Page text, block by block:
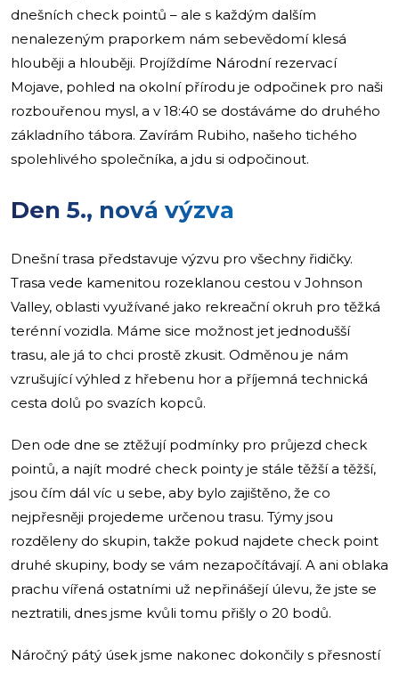
dnešních check pointů – ale s každým dalším
nenalezeným praporkem nám sebevědomí klesá
hlouběji a hlouběji. Projíždíme Národní rezervací
Mojave, pohled na okolní přírodu je odpočinek pro naši
rozbouřenou mysl, a v 18:40 se dostáváme do druhého
základního tábora. Zavírám Rubiho, našeho tichého
spolehlivého společníka, a jdu si odpočinout.
Den 5., nová výzva
Dnešní trasa představuje výzvu pro všechny řidičky.
Trasa vede kamenitou rozeklanou cestou v Johnson
Valley, oblasti využívané jako rekreační okruh pro těžká
terénní vozidla. Máme sice možnost jet jednodušší
trasu, ale já to chci prostě zkusit. Odměnou je nám
vzrušující výhled z hřebenu hor a příjemná technická
cesta dolů po svazích kopců.
Den ode dne se ztěžují podmínky pro průjezd check
pointů, a najít modré check pointy je stále těžší a těžší,
jsou čím dál víc u sebe, aby bylo zajištěno, že co
nejpřesněji projedeme určenou trasu. Týmy jsou
rozděleny do skupin, takže pokud najdete check point
druhé skupiny, body se vám nezapočítávají. A ani oblaka
prachu vířená ostatními už nepřinášejí úlevu, že jste se
neztratili, dnes jsme kvůli tomu přišly o 20 bodů.
Náročný pátý úsek jsme nakonec dokončily s přesností